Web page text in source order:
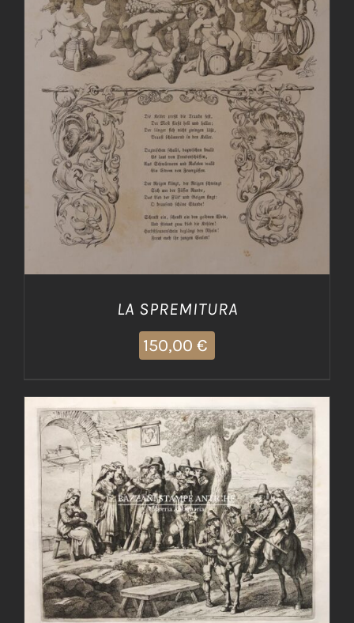
AGGIUNGI AL CARRELLO / DETTAGLI
LA SPREMITURA
150,00 €
AGGIUNGI AL CARRELLO / DETTAGLI